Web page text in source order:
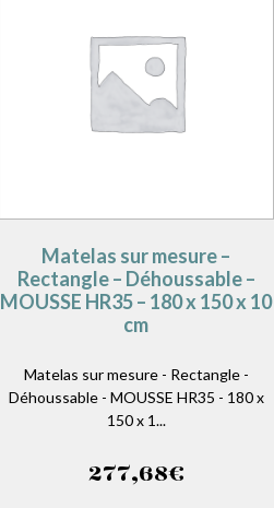
Matelas sur mesure –
Rectangle – Déhoussable –
MOUSSE HR35 – 180 x 150 x 10
cm
Matelas sur mesure - Rectangle -
Déhoussable - MOUSSE HR35 - 180 x
150 x 1...
277,68€